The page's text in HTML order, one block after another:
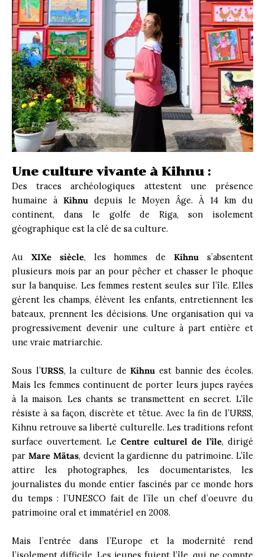
Une culture vivante à Kihnu :
Des traces archéologiques attestent une présence
humaine à Kihnu depuis le Moyen Âge. À 14 km du
continent, dans le golfe de Riga, son isolement
géographique est la clé de sa culture.
Au XIXe siècle, les hommes deKihnu s’absentent
plusieurs mois par an pour pêcher et chasser le phoque
sur la banquise. Les femmes restent seules sur l’île. Elles
gèrent les champs, élèvent les enfants, entretiennent les
bateaux, prennent les décisions. Une organisation qui va
progressivement devenir une culture à part entière et
une vraie matriarchie.
Sous l’URSS, la culture deKihnu est bannie des écoles.
Mais les femmes continuent de porter leurs jupes rayées
à la maison. Les chants se transmettent en secret. L’île
résiste à sa façon, discrète et têtue. Avec la fin de l’URSS,
Kihnu retrouve sa liberté culturelle. Les traditions refont
surface ouvertement. LeCentre culturel de l’île, dirigé
par Mare Mätas, devient la gardienne du patrimoine. L’île
attire les photographes, les documentaristes, les
journalistes du monde entier fascinés par ce monde hors
du temps : l’UNESCO fait de l’île un chef d’oeuvre du
patrimoine oral et immatériel en 2008.
Mais l’entrée dans l’Europe et la modernité rend
l’isolement difficile. Les jeunes fuient l’île, qui ne compte